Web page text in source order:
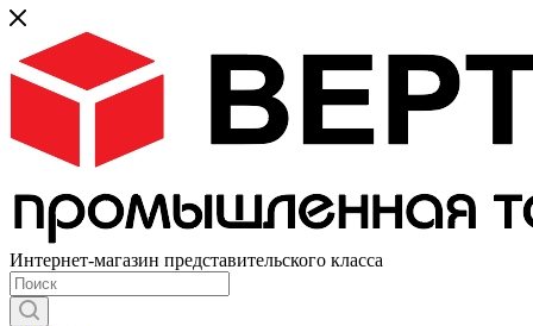
Интернет-магазин представительского класса